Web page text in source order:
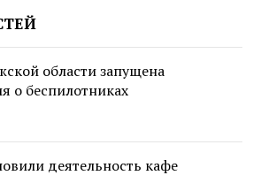
области запущена
о беспилотниках
деятельность кафе